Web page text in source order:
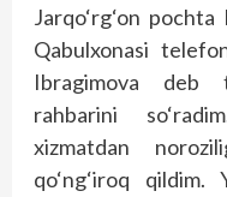
Jarqo‘rg‘on
Qabulxonasi
Ibragimova deb
rahbarini
xizmatdan
qo‘ng‘iroq